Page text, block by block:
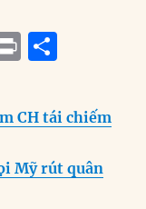
P
n
t
a
re
CH tái chiếm
Mỹ rút quân